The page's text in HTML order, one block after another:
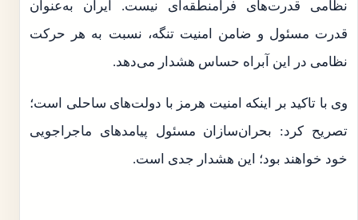
نظامی قدرت‌های فرامنطقه‌ای نیست. ایران به‌عنوان
قدرت مسئول و ضامن امنیت تنگه، نسبت به هر حرکت
نظامی در این آبراه حساس هشدار می‌دهد.
وی با تاکید بر اینکه امنیت هرمز با دولت‌های ساحلی است؛
تصریح کرد: بحران‌سازان مسئول پیامدهای ماجراجویی
خود خواهند بود؛ این هشدار جدی است.